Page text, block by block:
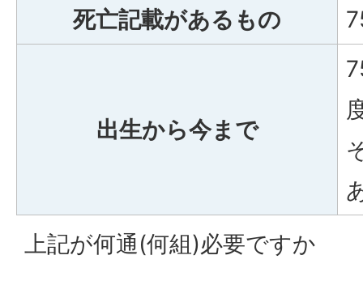
死亡記載があるもの
出生から今まで
上記が何通(何組)必要ですか